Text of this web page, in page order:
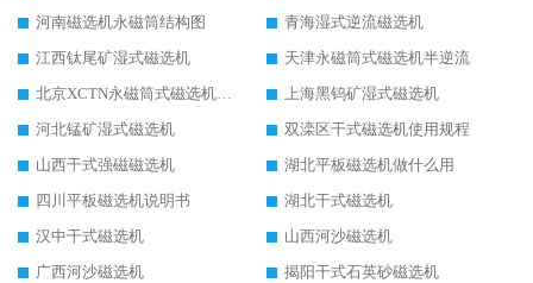
河南磁选机永磁筒结构图
青海湿式逆流磁选机
江西钛尾矿湿式磁选机
天津永磁筒式磁选机半逆流
北京XCTN永磁筒式磁选机磁块位置
上海黑钨矿湿式磁选机
河北锰矿湿式磁选机
双滦区干式磁选机使用规程
山西干式强磁磁选机
湖北平板磁选机做什么用
四川平板磁选机说明书
湖北干式磁选机
汉中干式磁选机
山西河沙磁选机
广西河沙磁选机
揭阳干式石英砂磁选机